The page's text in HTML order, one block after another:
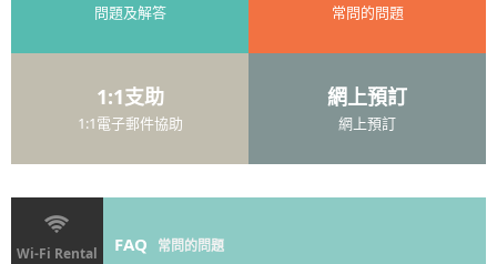
問題及解答 常問的問題
1:1支助
1:1電子郵件協助
網上預訂
網上預訂
Wi-Fi Rental FAQ 常問的問題